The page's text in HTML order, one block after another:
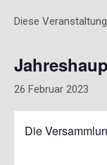
Diese
26 Februar 2023
Die